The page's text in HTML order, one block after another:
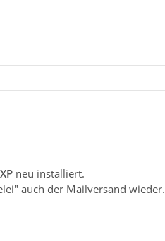
neu installiert.
auch der Mailversand wieder.